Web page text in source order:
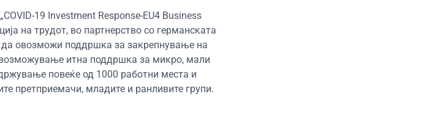
19 Investment Response-EU4 Business
на трудот, во партнерство со германската
да овозможи поддршка за закрепнување на
итна поддршка за микро, мали
повеќе од 1000 работни места и
претприемачи, младите и ранливите групи.